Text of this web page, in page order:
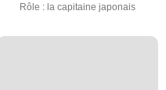
Rôle : la capitaine japonais